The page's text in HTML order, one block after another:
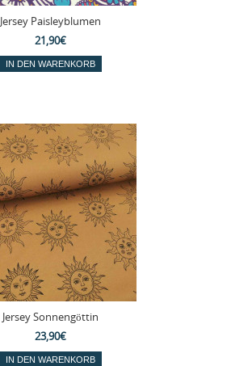
Jersey Paisleyblumen
21,90€
Jersey Sonnengöttin
23,90€